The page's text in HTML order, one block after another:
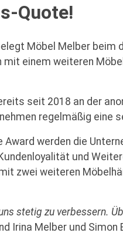
Quote!
Möbel Melber
mit einem weiteren
seit 2018 an der
regelmäßig eine
werden die
und
zwei weiteren
stetig zu verbessern.
Irina Melber und